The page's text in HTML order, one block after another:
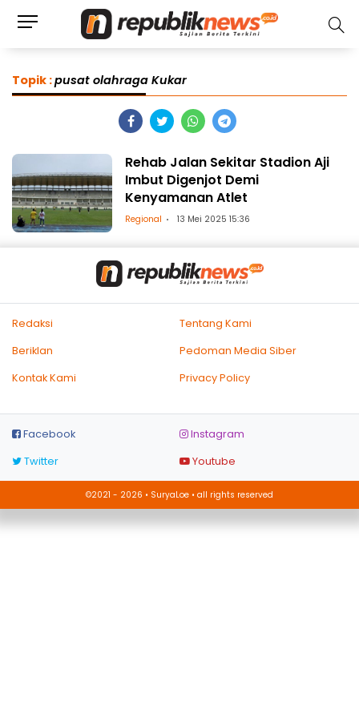
Topik :pusat olahraga Kukar
Rehab Jalan Sekitar Stadion Aji
Imbut Digenjot Demi
Kenyamanan Atlet
Regional 13 Mei 2025 15:36
Redaksi
Tentang Kami
Beriklan
Pedoman Media Siber
Kontak Kami
Privacy Policy
Facebook
Instagram
Twitter
Youtube
©2021 - 2026 • SuryaLoe • all rights reserved